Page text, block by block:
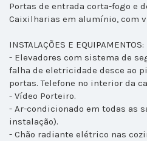
Portas de entrada corta-fogo e
Caixilharias em alumínio, com
INSTALAÇÕES E EQUIPAMENTOS:
- Elevadores com sistema de
falha de eletricidade desce ao
portas. Telefone no interior da
- Vídeo Porteiro.
- Ar-condicionado em todas as
instalação).
- Chão radiante elétrico nas